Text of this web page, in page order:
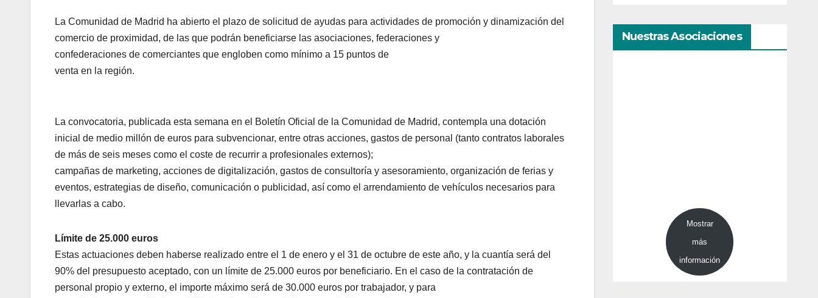
La Comunidad de Madrid ha abierto el plazo de solicitud de ayudas para actividades de promoción y dinamización del
comercio de proximidad, de las que podrán beneficiarse las asociaciones, federaciones y
confederaciones de comerciantes que engloben como mínimo a 15 puntos de
venta en la región.
La convocatoria, publicada esta semana en el Boletín Oficial de la Comunidad de Madrid, contempla una dotación
inicial de medio millón de euros para subvencionar, entre otras acciones, gastos de personal (tanto contratos laborales
de más de seis meses como el coste de recurrir a profesionales externos);
campañas de marketing, acciones de digitalización, gastos de consultoría y asesoramiento, organización de ferias y
eventos, estrategias de diseño, comunicación o publicidad, así como el arrendamiento de vehículos necesarios para
llevarlas a cabo.
Límite de 25.000 euros
Estas actuaciones deben haberse realizado entre el 1 de enero y el 31 de octubre de este año, y la cuantía será del
90% del presupuesto aceptado, con un límite de 25.000 euros por beneficiario. En el caso de la contratación de
personal propio y externo, el importe máximo será de 30.000 euros por trabajador, y para
Nuestras Asociaciones
Mostrar
más
información